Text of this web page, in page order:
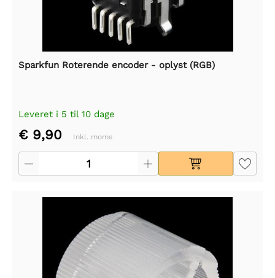
Sparkfun Roterende encoder - oplyst (RGB)
Leveret i 5 til 10 dage
€ 9,90 Inkl. moms